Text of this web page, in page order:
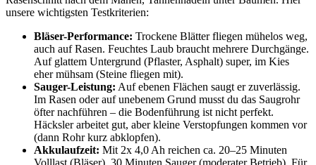
unsere wichtigsten Testkriterien:
Bläser-Performance: Trockene Blätter fliegen mühelos weg,
auch auf Rasen. Feuchtes Laub braucht mehrere Durchgänge.
Auf glattem Untergrund (Pflaster, Asphalt) super, im Kies
eher mühsam (Steine fliegen mit).
Sauger-Leistung: Auf ebenen Flächen saugt er zuverlässig.
Im Rasen oder auf unebenem Grund musst du das Saugrohr
öfter nachführen – die Bodenführung ist nicht perfekt.
Häcksler arbeitet gut, aber kleine Verstopfungen kommen vor
(dann Rohr kurz abklopfen).
Akkulaufzeit: Mit 2x 4,0 Ah reichen ca. 20–25 Minuten